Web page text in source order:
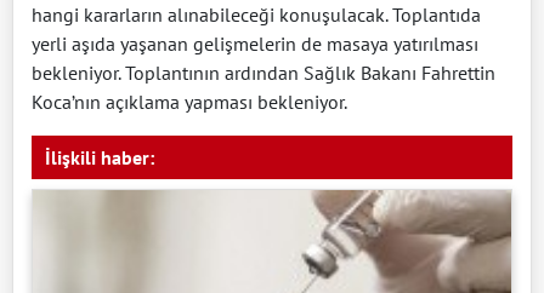
hangi kararların alınabileceği konuşulacak. Toplantıda
yerli aşıda yaşanan gelişmelerin de masaya yatırılması
bekleniyor. Toplantının ardından Sağlık Bakanı Fahrettin
Koca’nın açıklama yapması bekleniyor.
İlişkili haber: